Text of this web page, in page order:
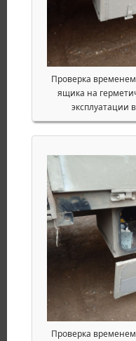
Проверка
ящика на
эксплуатации
Проверка